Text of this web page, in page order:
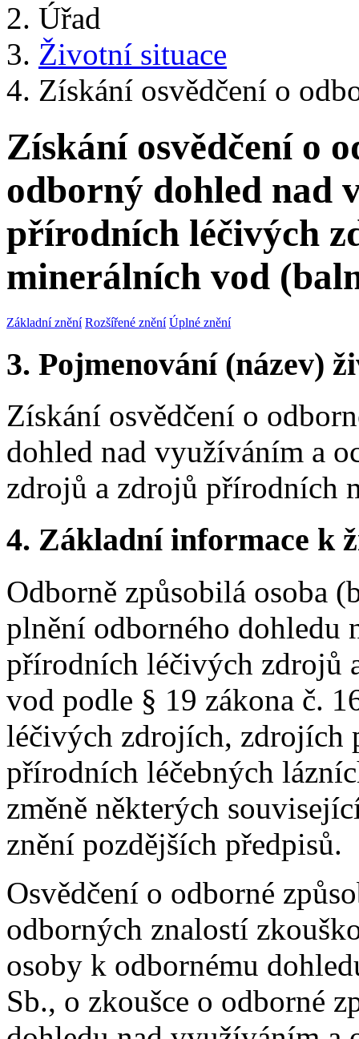
Úřad
Životní situace
Získání osvědčení o
Získání osvědčení o
odborný dohled nad
přírodních léčivých
minerálních vod
Základní znění Rozšířené znění Úplné znění
3. Pojmenování (název)
Získání osvědčení o
dohled nad využíváním a
zdrojů a zdrojů přírodních
4. Základní informace k
Odborně způsobilá osoba
plnění odborného dohledu
přírodních léčivých zdrojů
vod podle § 19 zákona č.
léčivých zdrojích, zdrojích
přírodních léčebných
změně některých
znění pozdějších předpisů.
Osvědčení o odborné
odborných znalostí
osoby k odbornému
Sb., o zkoušce o odborné